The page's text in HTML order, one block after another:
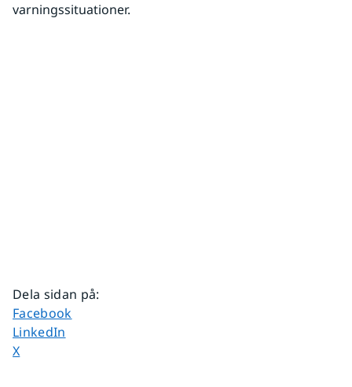
varningssituationer.
Dela sidan på:
Dela sidan på
Facebook
Dela sidan på
LinkedIn
Dela sidan på
X